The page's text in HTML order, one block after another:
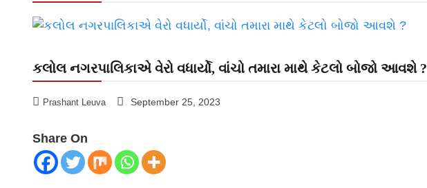
કલોલ નગરપાલિકાએ વેરો વધાર્યો, વાંચો તમારા માથે કેટલો બોજો આવશે ?
Prashant Leuva September 25, 2023
Share On